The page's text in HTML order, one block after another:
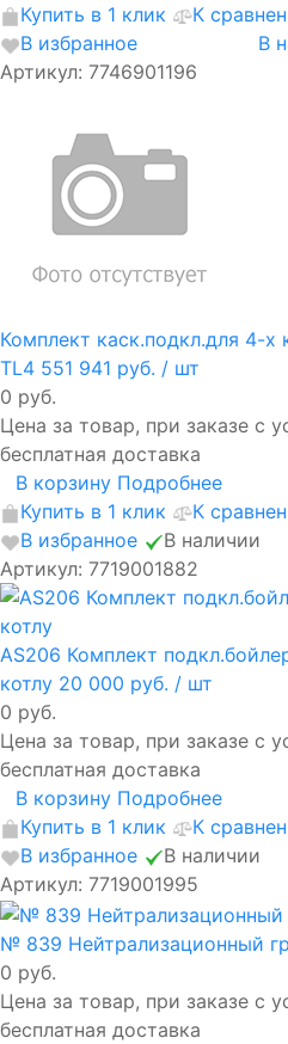
Купить в 1 клик
К
В избранное
В
Артикул: 7746901196
Комплект каск.подкл.для 4-х
TL4 551 941 руб. / шт
0 руб.
Цена за товар, при заказе с
бесплатная доставка
В корзину Подробнее
Купить в 1 клик
К
В избранное
В наличии
Артикул: 7719001882
AS206 Комплект
котлу 20 000 руб. / шт
0 руб.
Цена за товар, при заказе с
бесплатная доставка
В корзину Подробнее
Купить в 1 клик
К
В избранное
В наличии
Артикул: 7719001995
№ 839 Нейтрализационный
0 руб.
Цена за товар, при заказе с
бесплатная доставка